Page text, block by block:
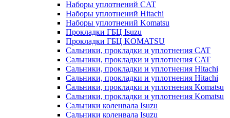
Наборы уплотнений CAT
Наборы уплотнений Hitachi
Наборы уплотнений Komatsu
Прокладки ГБЦ Isuzu
Прокладки ГБЦ KOMATSU
Сальники, прокладки и уплотнения CAT
Сальники, прокладки и уплотнения CAT
Сальники, прокладки и уплотнения Hitachi
Сальники, прокладки и уплотнения Hitachi
Сальники, прокладки и уплотнения Komatsu
Сальники, прокладки и уплотнения Komatsu
Сальники коленвала Isuzu
Сальники коленвала Isuzu